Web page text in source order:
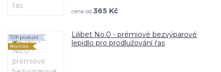
cena od 365 Kč
Lilibet No.0 - prémiové bezvýparové
lepidlo pro prodlužování řas
TOP produkt
Novinka